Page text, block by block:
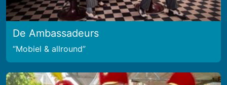
De Ambassadeurs
Mobiel & allround